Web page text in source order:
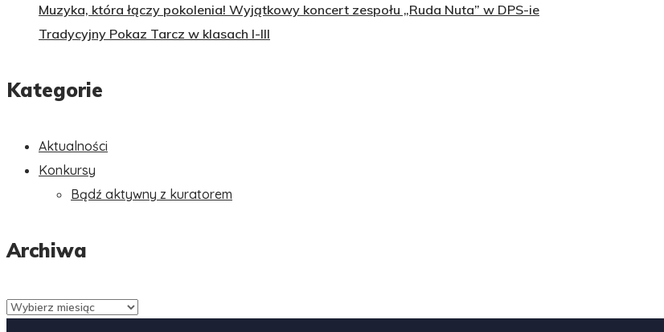
Muzyka, która łączy pokolenia! Wyjątkowy koncert zespołu „Ruda Nuta” w DPS-ie
Tradycyjny Pokaz Tarcz w klasach I-III
Kategorie
Aktualności
Konkursy
Bądź aktywny z kuratorem
Archiwa
Archiwa